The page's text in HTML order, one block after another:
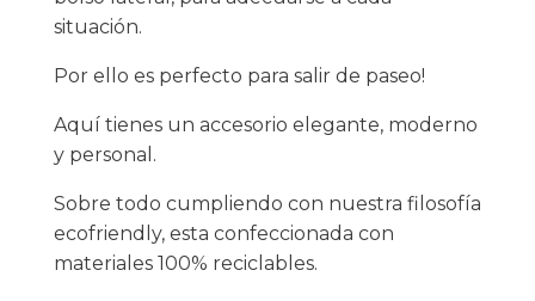
situación.
Por ello es perfecto para salir de paseo!
Aquí tienes un accesorio elegante, moderno
y personal.
Sobre todo cumpliendo con nuestra filosofía
ecofriendly, esta confeccionada con
materiales 100% reciclables.